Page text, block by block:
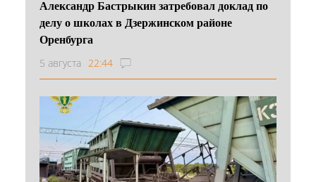
Александр Бастрыкин затребовал доклад по
делу о школах в Дзержинском районе
Оренбурга
5 августа 22:44